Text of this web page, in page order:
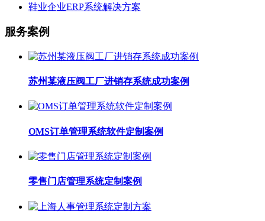
鞋业企业ERP系统解决方案
服务案例
苏州某液压阀工厂进销存系统成功案例
OMS订单管理系统软件定制案例
零售门店管理系统定制案例